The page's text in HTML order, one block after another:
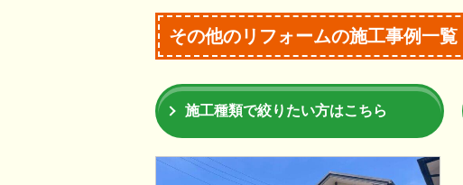
その他のリフォームの施工事例一覧
施工種類で絞りたい方はこちら